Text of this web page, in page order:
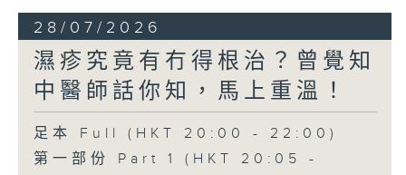
28/07/2026
濕疹究竟有冇得根治？曾覺知
中醫師話你知，馬上重溫！
足本 Full (HKT 20:00 - 22:00)
第一部份 Part 1 (HKT 20:05 -